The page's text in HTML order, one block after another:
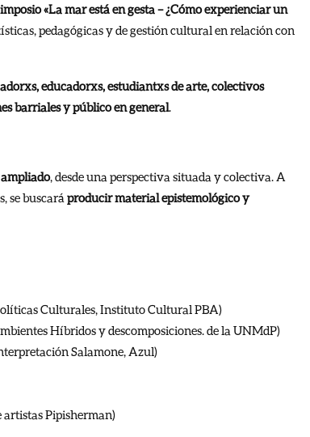
«La mar está en gesta – ¿Cómo experienciar un
pedagógicas y de gestión cultural en relación con
educadorxs, estudiantxs de arte, colectivos
barriales y público en general
ampliado, desde una perspectiva situada y colectiva. A
se buscará producir material epistemológico y
Culturales, Instituto Cultural PBA)
Híbridos y descomposiciones. de la UNMdP)
Salamone, Azul)
artistas Pipisherman)